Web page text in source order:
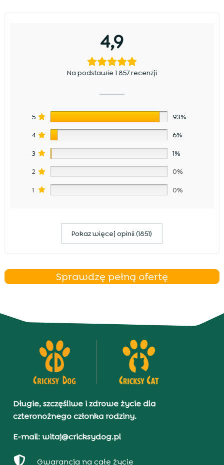
4,9
Na podstawie 1 857 recenzji
5 93%
4 6%
3 1%
2 0%
1 0%
Pokaz więcej opinii (1851)
Sprawdzę pełną ofertę
Długie, szczęśliwe i zdrowe życie dla
czteronożnego członka rodziny.
E-mail: witaj@cricksydog.pl
 Gwarancja na całe życie